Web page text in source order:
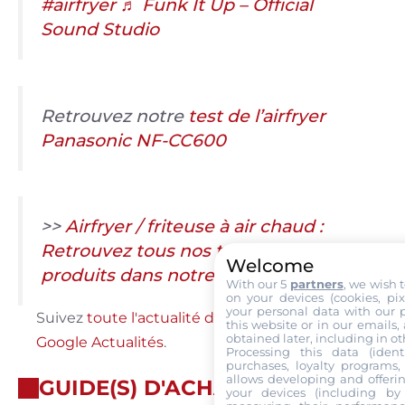
Sound Studio
Retrouvez notre test de l’airfryer
Panasonic NF-CC600
>>Airfryer / friteuse à air chaud :
Retrouvez tous nos tests et fiches
produits dans notre comparatif 2026
Suivez toute l'actualité de Labo Maison sur
Google Actualités.
GUIDE(S) D'ACHAT
Welcome
With our 5 partners, we wish
on your devices (cookies,
your personal data with our
this website or in our emails,
obtained later, including in
Processing this data
purchases, loyalty
allows developing and
your devices (including